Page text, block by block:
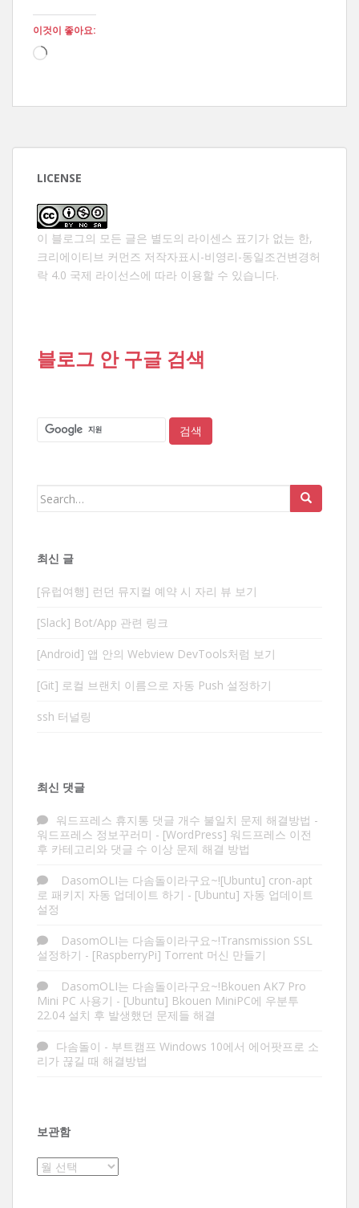
이것이 좋아요:
로
LICENSE
이 블로그의 모든 글은 별도의 라이센스 표기가 없는 한,
크리에이티브 커먼즈 저작자표시-비영리-동일조건변경허
락 4.0 국제 라이선스에 따라 이용할 수 있습니다.
블로그 안 구글 검색
Search
최신 글
[유럽여행] 런던 뮤지컬 예약 시 자리 뷰 보기
[Slack] Bot/App 관련 링크
[Android] 앱 안의 Webview DevTools처럼 보기
[Git] 로컬 브랜치 이름으로 자동 Push 설정하기
ssh 터널링
최신 댓글
워드프레스 휴지통 댓글 개수 불일치 문제 해결방법 -
워드프레스 정보꾸러미 - [WordPress] 워드프레스 이전
후 카테고리와 댓글 수 이상 문제 해결 방법
DasomOLI는 다솜돌이라구요~![Ubuntu] cron-apt
로 패키지 자동 업데이트 하기 - [Ubuntu] 자동 업데이트
설정
DasomOLI는 다솜돌이라구요~!Transmission SSL
설정하기 - [RaspberryPi] Torrent 머신 만들기
DasomOLI는 다솜돌이라구요~!Bkouen AK7 Pro
Mini PC 사용기 - [Ubuntu] Bkouen MiniPC에 우분투
22.04 설치 후 발생했던 문제들 해결
다솜돌이 - 부트캠프 Windows 10에서 에어팟프로 소
리가 끊길 때 해결방법
보관함
보